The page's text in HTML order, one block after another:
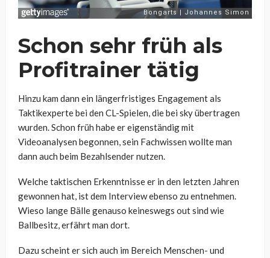
Schon sehr früh als
Profitrainer tätig
Hinzu kam dann ein längerfristiges Engagement als
Taktikexperte bei den CL-Spielen, die bei sky übertragen
wurden. Schon früh habe er eigenständig mit
Videoanalysen begonnen, sein Fachwissen wollte man
dann auch beim Bezahlsender nutzen.
Welche taktischen Erkenntnisse er in den letzten Jahren
gewonnen hat, ist dem Interview ebenso zu entnehmen.
Wieso lange Bälle genauso keineswegs out sind wie
Ballbesitz, erfährt man dort.
Dazu scheint er sich auch im Bereich Menschen- und